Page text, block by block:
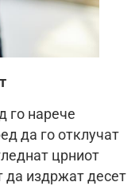
го нарече
да го отклучат
црниот
да издржат десет